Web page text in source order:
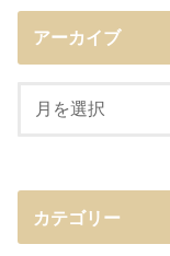
アーカイブ
カテゴリー